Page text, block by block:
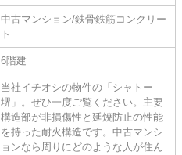
中古マンション/鉄骨鉄筋コンクリー
ト
6階建
当社イチオシの物件の「シャトー
堺」。ぜひ一度ご覧ください。主要
構造部が非損傷性と延焼防止の性能
を持った耐火構造です。中古マンシ
ョンなら周りにどのような人が住ん